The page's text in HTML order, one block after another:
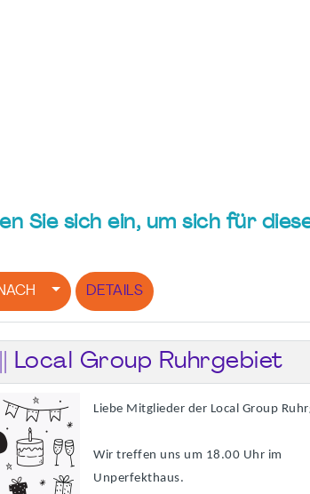
Sie sich ein, um sich für
DETAILS
Local Group Ruhrgebiet
Liebe Mitglieder der Local Group
Wir treffen uns um 18.00 Uhr im
Unperfekthaus.